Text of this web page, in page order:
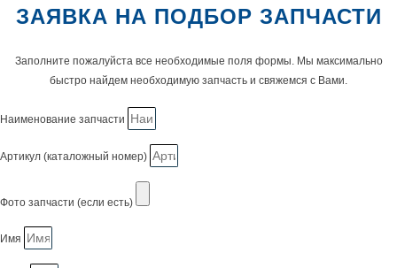
ЗАЯВКА НА ПОДБОР ЗАПЧАСТИ
Заполните пожалуйста все необходимые поля формы. Мы максимально
быстро найдем необходимую запчасть и свяжемся с Вами.
Наименование запчасти
Артикул (каталожный номер)
Фото запчасти (если есть)
Имя